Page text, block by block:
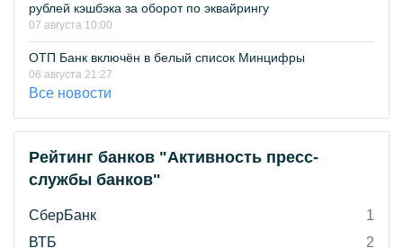
рублей кэшбэка за оборот по эквайрингу
07 августа 10:00
ОТП Банк включён в белый список Минцифры
06 августа 21:27
Все новости
Рейтинг банков "Активность пресс-
службы банков"
СберБанк
1
ВТБ
2